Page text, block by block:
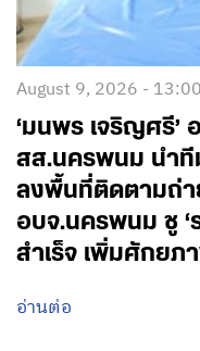
August 9, 2026 - 13:00
‘มนพร เจริญศรี’
สส.นครพนม นำ
ลงพื้นที่ติดตามถ่า
อบจ.นครพนม ชู ‘
สำเร็จ เพิ่มศักย
อ่านต่อ